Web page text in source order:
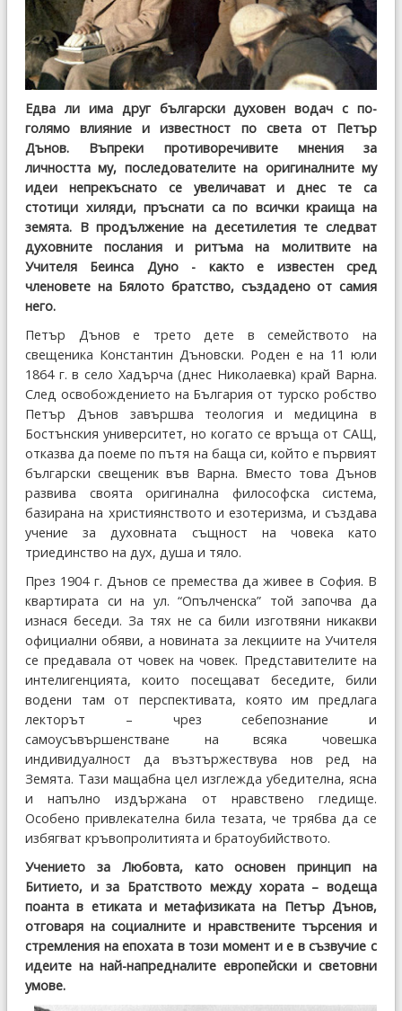
Едва ли има друг български духовен водач с по-
голямо влияние и известност по света от Петър
Дънов. Въпреки противоречивите мнения за
личността му, последователите на оригиналните му
идеи непрекъснато се увеличават и днес те са
стотици хиляди, пръснати са по всички краища на
земята. В продължение на десетилетия те следват
духовните послания и ритъма на молитвите на
Учителя Беинса Дуно - както е известен сред
членовете на Бялото братство, създадено от самия
него.
Петър Дънов е трето дете в семейството на
свещеника Константин Дъновски. Роден е на 11 юли
1864 г. в село Хадърча (днес Николаевка) край Варна.
След освобождението на България от турско робство
Петър Дънов завършва теология и медицина в
Бостънския университет, но когато се връща от САЩ,
отказва да поеме по пътя на баща си, който е първият
български свещеник във Варна. Вместо това Дънов
развива своята оригинална философска система,
базирана на християнството и езотеризма, и създава
учение за духовната същност на човека като
триединство на дух, душа и тяло.
През 1904 г. Дънов се премества да живее в София. В
квартирата си на ул. “Опълченска” той започва да
изнася беседи. За тях не са били изготвяни никакви
официални обяви, а новината за лекциите на Учителя
се предавала от човек на човек. Представителите на
интелигенцията, които посещават беседите, били
водени там от перспективата, която им предлага
лекторът – чрез себепознание и
самоусъвършенстване на всяка човешка
индивидуалност да възтържествува нов ред на
Земята. Тази мащабна цел изглежда убедителна, ясна
и напълно издържана от нравствено гледище.
Особено привлекателна била тезата, че трябва да се
избягват кръвопролитията и братоубийството.
Учението за Любовта, като основен принцип на
Битието, и за Братството между хората – водеща
поанта в етиката и метафизиката на Петър Дънов,
отговаря на социалните и нравствените търсения и
стремления на епохата в този момент и е в съзвучие с
идеите на най-напредналите европейски и световни
умове.